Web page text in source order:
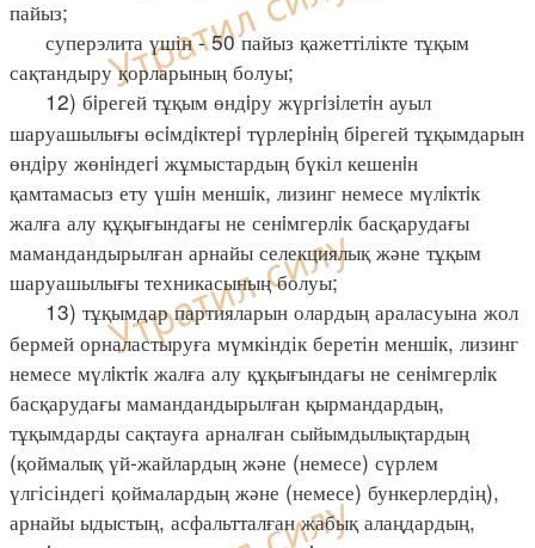
пайыз;
суперэлита үшін - 50 пайыз қажеттілікте тұқым
сақтандыру қорларының болуы;
12) бiрегей тұқым өндiру жүргiзiлетiн ауыл
шаруашылығы өсiмдiктерi түрлерiнiң бiрегей тұқымдарын
өндiру жөнiндегi жұмыстардың бүкіл кешенiн
қамтамасыз ету үшiн меншiк, лизинг немесе мүлiктiк
жалға алу құқығындағы не сенiмгерлiк басқарудағы
мамандандырылған арнайы селекциялық және тұқым
шаруашылығы техникасының болуы;
13) тұқымдар партияларын олардың араласуына жол
бермей орналастыруға мүмкіндік беретін меншiк, лизинг
немесе мүлiктiк жалға алу құқығындағы не сенiмгерлiк
басқарудағы мамандандырылған қырмандардың,
тұқымдарды сақтауға арналған сыйымдылықтардың
(қоймалық үй-жайлардың және (немесе) сүрлем
үлгісіндегі қоймалардың және (немесе) бункерлердің),
арнайы ыдыстың, асфальтталған жабық алаңдардың,